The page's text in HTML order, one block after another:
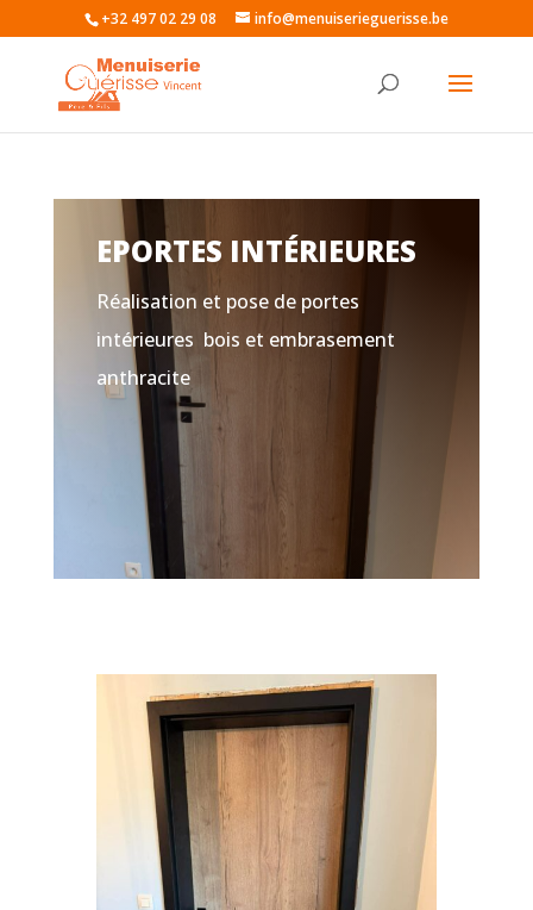
+32 497 02 29 08 info@menuiserieguerisse.be
EPORTES INTÉRIEURES
Réalisation et pose de portes
intérieures bois et embrasement
anthracite